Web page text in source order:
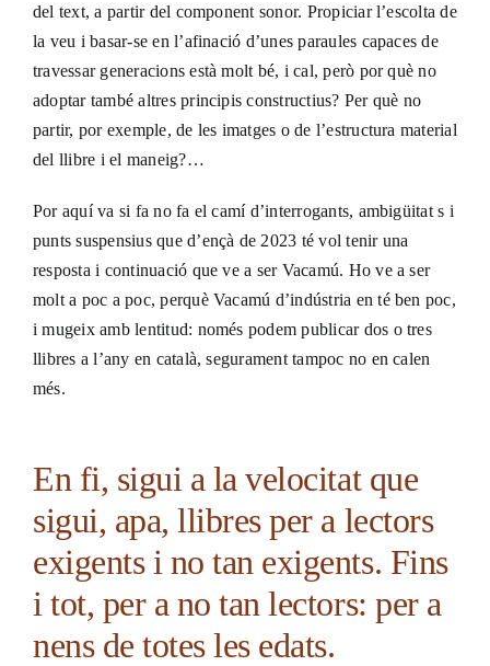
del text, a partir del component sonor. Propiciar l’escolta de
la veu i basar-se en l’afinació d’unes paraules capaces de
travessar generacions està molt bé, i cal, però por què no
adoptar també altres principis constructius? Per què no
partir, por exemple, de les imatges o de l’estructura material
del llibre i el maneig?…
Por aquí va si fa no fa el camí d’interrogants, ambigüitat s i
punts suspensius que d’ençà de 2023 té vol tenir una
resposta i continuació que ve a ser Vacamú. Ho ve a ser
molt a poc a poc, perquè Vacamú d’indústria en té ben poc,
i mugeix amb lentitud: només podem publicar dos o tres
llibres a l’any en català, segurament tampoc no en calen
més.
En fi, sigui a la velocitat que
sigui, apa, llibres per a lectors
exigents i no tan exigents. Fins
i tot, per a no tan lectors: per a
nens de totes les edats.